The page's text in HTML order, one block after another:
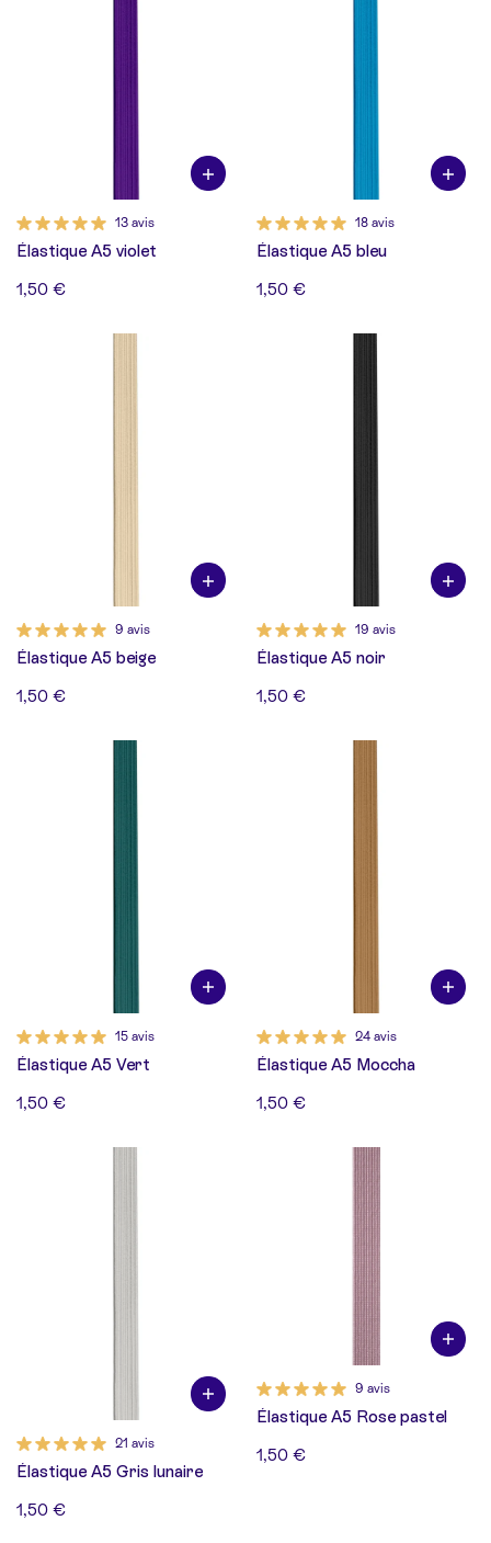
13 avis
Élastique A5 violet
1,50 €
18 avis
Élastique A5 bleu
1,50 €
9 avis
Élastique A5 beige
1,50 €
19 avis
Élastique A5 noir
1,50 €
15 avis
Élastique A5 Vert
1,50 €
24 avis
Élastique A5 Moccha
1,50 €
21 avis
Élastique A5 Gris lunaire
1,50 €
9 avis
Élastique A5 Rose pastel
1,50 €